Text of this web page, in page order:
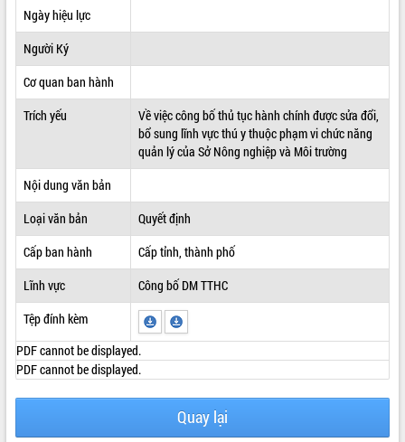
THÔNG TIN CHỈ ĐẠO ĐIỀU HÀNH
HỆ THỐNG VĂN BẢN
VĂN BẢN HĐND TỈNH
QUY HOẠCH - KẾ HOẠCH
Ngày hiệu lực
Người Ký
Cơ quan ban hành
Trích yếu
Về việc công bố thủ tục hành chính được sửa đổi,
bổ sung lĩnh vực thú y thuộc phạm vi chức năng
quản lý của Sở Nông nghiệp và Môi trường
Nội dung văn bản
Loại văn bản
Quyết định
Cấp ban hành
Cấp tỉnh, thành phố
Lĩnh vực
Công bố DM TTHC
Tệp đính kèm
PDF cannot be displayed.
PDF cannot be displayed.
Quay lại